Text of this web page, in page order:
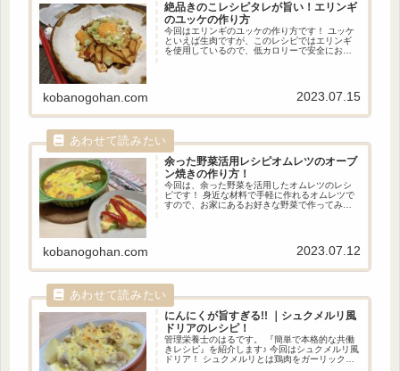
絶品きのこレシピタレが旨い！エリンギ
のユッケの作り方
今回はエリンギのユッケの作り方です！ ユッケ
といえば生肉ですが、このレシピではエリンギ
を使用しているので、低カロリーで安全におい
kobanogohan.com 2023.07.15
余った野菜活用レシピオムレツのオーブ
ン焼きの作り方！
今回は、余った野菜を活用したオムレツのレシ
ピです！ 身近な材料で手軽に作れるオムレツで
すので、お家にあるお好きな野菜で作ってみて
kobanogohan.com 2023.07.12
にんにくが旨すぎる!! ｜シュクメルリ風
ドリアのレシピ！
管理栄養士のはるです。 『簡単で本格的な共働
きレシピ』を紹介します♪ 今回はシュクメルリ風
ドリア！ シュクメルリとは鶏肉をガーリックソ